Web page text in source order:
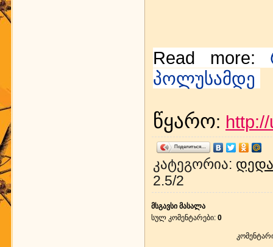
Read more:
პოლუსამდე
წყარო:
Поделиться…
კატეგორია:
2.5/2
მსგავსი მასალა
სულ კომენტარები: 0